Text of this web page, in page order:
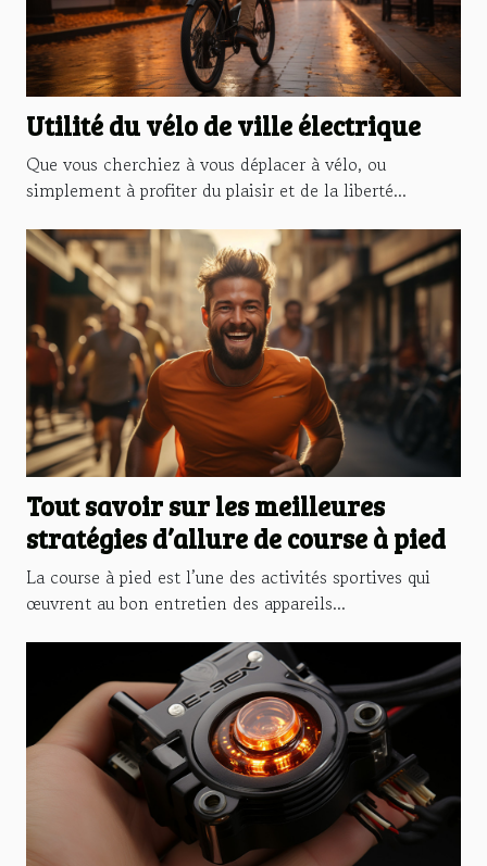
Utilité du vélo de ville électrique
Que vous cherchiez à vous déplacer à vélo, ou
simplement à profiter du plaisir et de la liberté...
Tout savoir sur les meilleures
stratégies d’allure de course à pied
La course à pied est l’une des activités sportives qui
œuvrent au bon entretien des appareils...